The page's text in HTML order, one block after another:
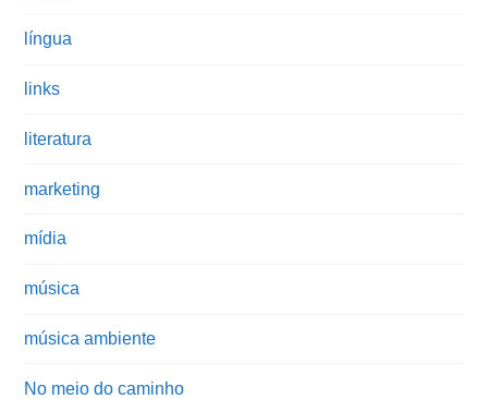
língua
links
literatura
marketing
mídia
música
música ambiente
No meio do caminho